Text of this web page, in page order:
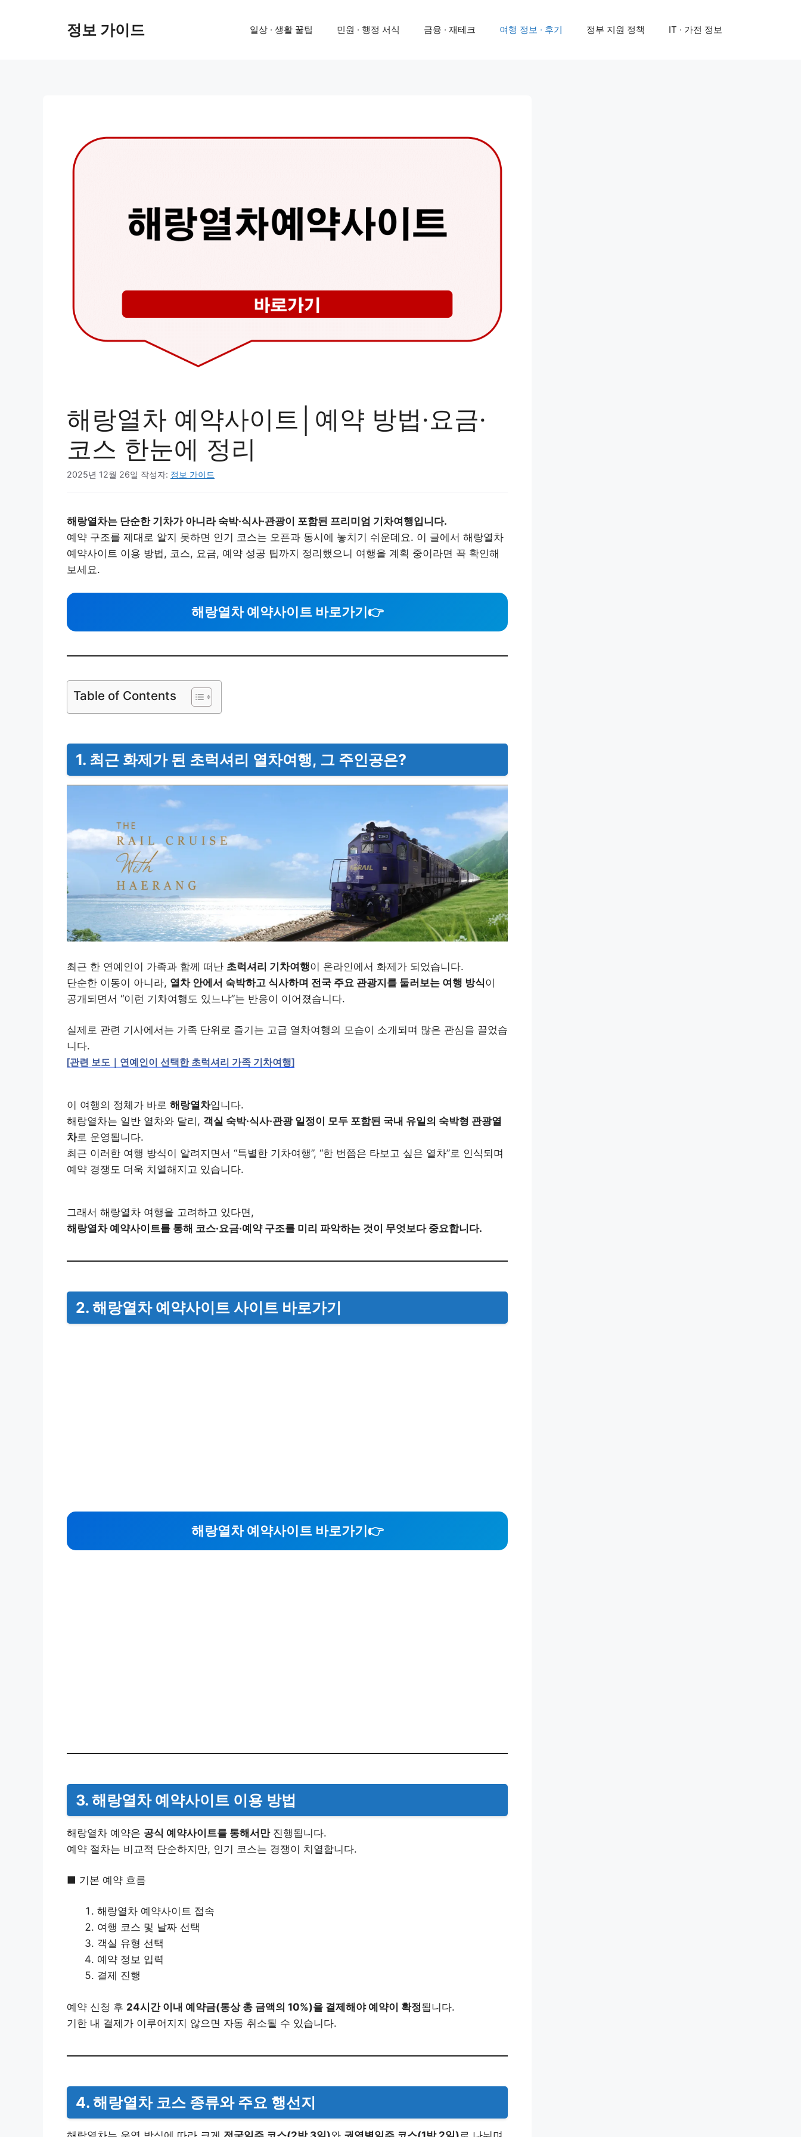
정보 가이드 일상 · 생활 꿀팁 민원 · 행정 서식 금융 · 재테크 여행 정보 · 후기 정부 지원 정책 IT · 가전 정보
해랑열차 예약사이트│예약 방법·요금·
코스 한눈에 정리
2025년 12월 26일 작성자: 정보 가이드
해랑열차는 단순한 기차가 아니라 숙박·식사·관광이 포함된 프리미엄 기차여행입니다.
예약 구조를 제대로 알지 못하면 인기 코스는 오픈과 동시에 놓치기 쉬운데요. 이 글에서 해랑열차
예약사이트 이용 방법, 코스, 요금, 예약 성공 팁까지 정리했으니 여행을 계획 중이라면 꼭 확인해
보세요.
해랑열차 예약사이트 바로가기 👉
Table of Contents
1. 최근 화제가 된 초럭셔리 열차여행, 그 주인공은?
최근 한 연예인이 가족과 함께 떠난 초럭셔리 기차여행이 온라인에서 화제가 되었습니다.
단순한 이동이 아니라, 열차 안에서 숙박하고 식사하며 전국 주요 관광지를 둘러보는 여행 방식이
공개되면서 “이런 기차여행도 있느냐”는 반응이 이어졌습니다.
실제로 관련 기사에서는 가족 단위로 즐기는 고급 열차여행의 모습이 소개되며 많은 관심을 끌었습
니다.
[관련 보도｜연예인이 선택한 초럭셔리 가족 기차여행]
이 여행의 정체가 바로 해랑열차입니다.
해랑열차는 일반 열차와 달리, 객실 숙박·식사·관광 일정이 모두 포함된 국내 유일의 숙박형 관광열
차로 운영됩니다.
최근 이러한 여행 방식이 알려지면서 “특별한 기차여행”, “한 번쯤은 타보고 싶은 열차”로 인식되며
예약 경쟁도 더욱 치열해지고 있습니다.
그래서 해랑열차 여행을 고려하고 있다면,
해랑열차 예약사이트를 통해 코스·요금·예약 구조를 미리 파악하는 것이 무엇보다 중요합니다.
2. 해랑열차 예약사이트 사이트 바로가기
해랑열차 예약사이트 바로가기 👉
3. 해랑열차 예약사이트 이용 방법
해랑열차 예약은 공식 예약사이트를 통해서만진행됩니다.
예약 절차는 비교적 단순하지만, 인기 코스는 경쟁이 치열합니다.
■ 기본 예약 흐름
해랑열차 예약사이트 접속
여행 코스 및 날짜 선택
객실 유형 선택
예약 정보 입력
결제 진행
예약 신청 후 24시간 이내 예약금(통상 총 금액의 10%)을 결제해야 예약이 확정됩니다.
기한 내 결제가 이루어지지 않으면 자동 취소될 수 있습니다.
4. 해랑열차 코스 종류와 주요 행선지